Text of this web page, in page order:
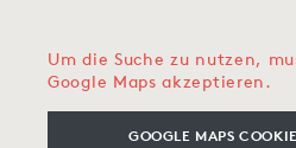
Um die Suche zu nutzen,
Google Maps akzeptieren.
GOOGLE MAPS